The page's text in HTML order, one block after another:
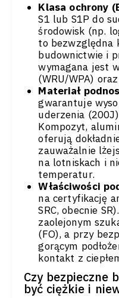
Klasa ochrony
S1 lub S1P do
środowisk (np.
to bezwzględna
budownictwie i
wymagana jest
(WRU/WPA)
Materiał
gwarantuje
uderzenia
Kompozyt,
oferują
zauważalnie
na lotniskach i
temperatur.
Właściwości
na certyfikację
SRC, obecnie
zaolejonym
(FO), a przy
gorącym
kontakt z
Czy bezpieczne
być ciężkie i